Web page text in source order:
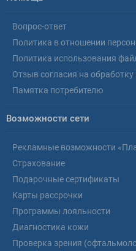
Вопрос-ответ
Политика в отношении
Политика использования
Отзыв согласия на
Памятка потребителю
Возможности сети
Рекламные возможности
Страхование
Подарочные сертификаты
Карты рассрочки
Программы лояльности
Диагностика кожи
Проверка зрения